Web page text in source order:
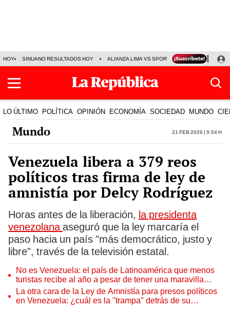
HOY SINUANO RESULTADOS HOY ALIANZA LIMA VS SPORT BOYS JORGE
LO ÚLTIMO POLÍTICA OPINIÓN ECONOMÍA SOCIEDAD MUNDO
Mundo 21 Feb 2026 | 9:54 h
Venezuela libera a 379 reos
políticos tras firma de ley de
amnistía por Delcy Rodríguez
Horas antes de la liberación, la presidenta
venezolanaaseguró que la ley marcaría el
paso hacia un país "más democrático, justo y
libre", través de la televisión estatal.
No es Venezuela: el país de Latinoamérica que menos
turistas recibe al año a pesar de tener una maravilla
natural
La otra cara de la Ley de Amnistía para presos políticos
en Venezuela: ¿cuál es la "trampa" detrás de su